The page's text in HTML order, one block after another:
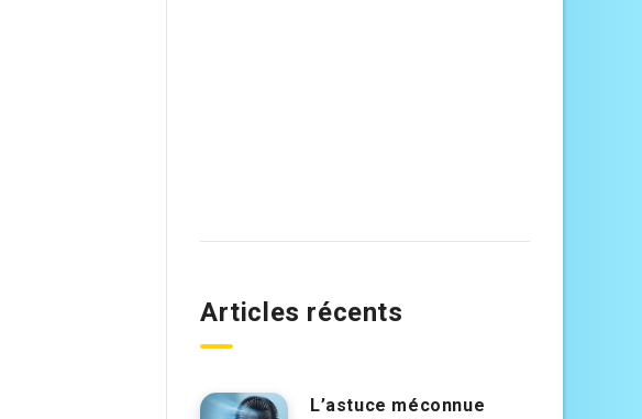
Articles récents
L’astuce méconnue